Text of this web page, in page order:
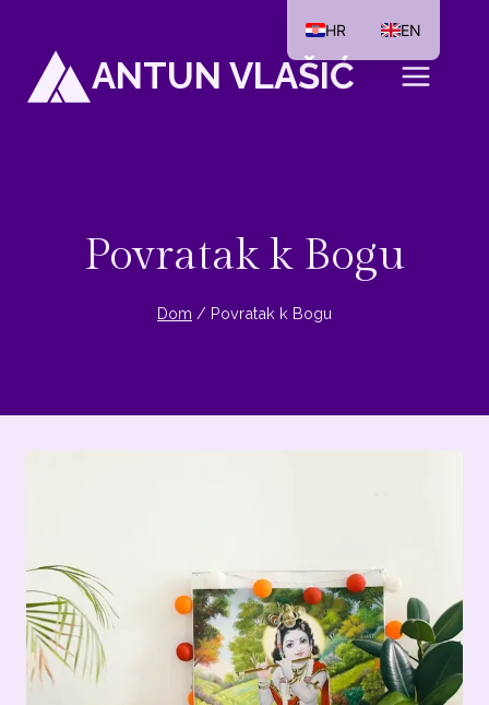
sadržaj
ANTUN VLAŠIĆ
Povratak k Bogu
Dom / Povratak k Bogu
HR EN